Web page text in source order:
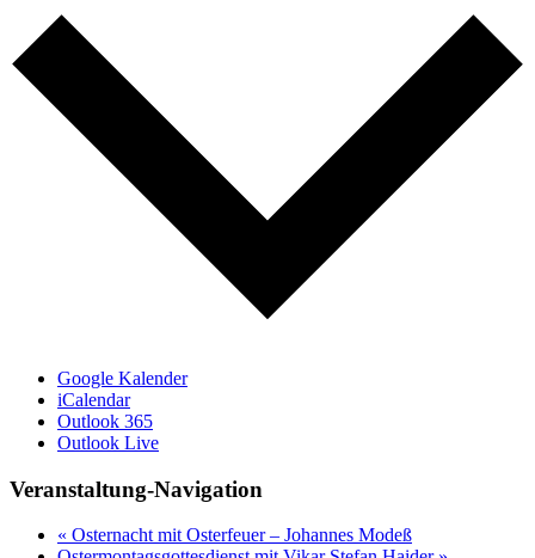
Google Kalender
iCalendar
Outlook 365
Outlook Live
Veranstaltung-Navigation
« Osternacht mit Osterfeuer – Johannes Modeß